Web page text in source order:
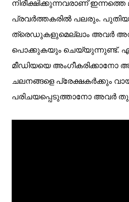
നിരീക്ഷിക്കുന്നവരാണ്
പ്രവര്‍ത്തകരില്‍ പലരും.
ത്രെഡുകളുമെല്ലാം അവര്‍
പൊക്കുകയും ചെയ്യുന്നുണ്ട്.
മീഡിയയെ അംഗീകരിക്കാനോ
ചലനങ്ങളെ പ്രേക്ഷകര്‍ക്കും
പരിചയപ്പെടുത്താനോ അവര്‍